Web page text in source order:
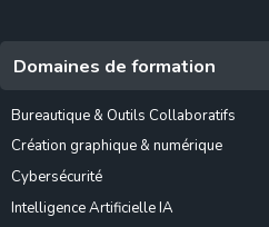
Domaines de formation
Bureautique & Outils Collaboratifs
Création graphique & numérique
Cybersécurité
Intelligence Artificielle IA